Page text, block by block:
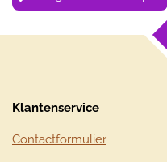
Klantenservice
Contactformulier